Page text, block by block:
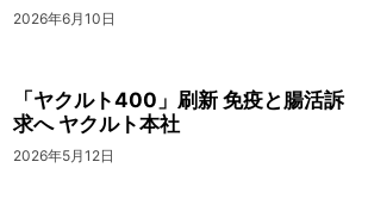
2026年6月10日
「ヤクルト400」刷新 免疫と腸活訴
求へ ヤクルト本社
2026年5月12日